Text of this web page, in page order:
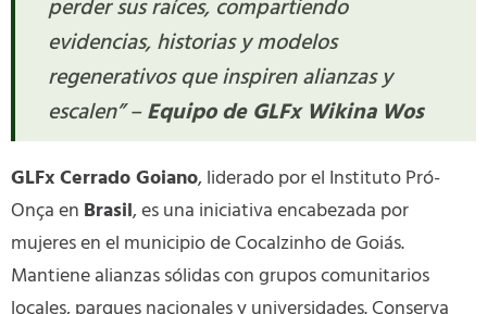
perder sus raíces, compartiendo
evidencias, historias y modelos
regenerativos que inspiren alianzas y
escalen” –Equipo de GLFx Wikina Wos
GLFx Cerrado Goiano, liderado por el Instituto Pró-
Onça en Brasil, es una iniciativa encabezada por
mujeres en el municipio de Cocalzinho de Goiás.
Mantiene alianzas sólidas con grupos comunitarios